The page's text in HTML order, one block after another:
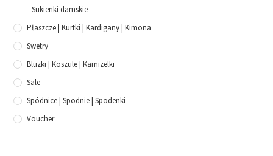
Sukienki damskie
Płaszcze | Kurtki | Kardigany | Kimona
Swetry
Bluzki | Koszule | Kamizelki
Sale
Spódnice | Spodnie | Spodenki
Voucher